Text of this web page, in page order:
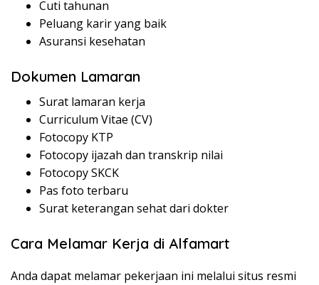
Cuti tahunan
Peluang karir yang baik
Asuransi kesehatan
Dokumen Lamaran
Surat lamaran kerja
Curriculum Vitae (CV)
Fotocopy KTP
Fotocopy ijazah dan transkrip nilai
Fotocopy SKCK
Pas foto terbaru
Surat keterangan sehat dari dokter
Cara Melamar Kerja di Alfamart
Anda dapat melamar pekerjaan ini melalui situs resmi